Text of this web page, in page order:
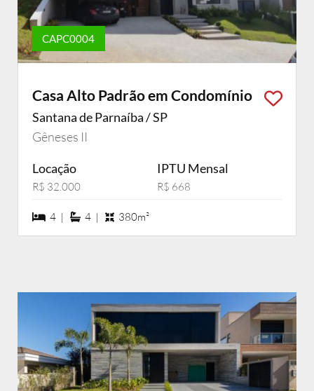
CAPC0004
Casa Alto Padrão em Condomínio
Santana de Parnaíba / SP
Gêneses II
Locação
R$ 32.000
IPTU Mensal
R$ 668
4 dormiórios
4 | 4 suítes
4 | 380m²